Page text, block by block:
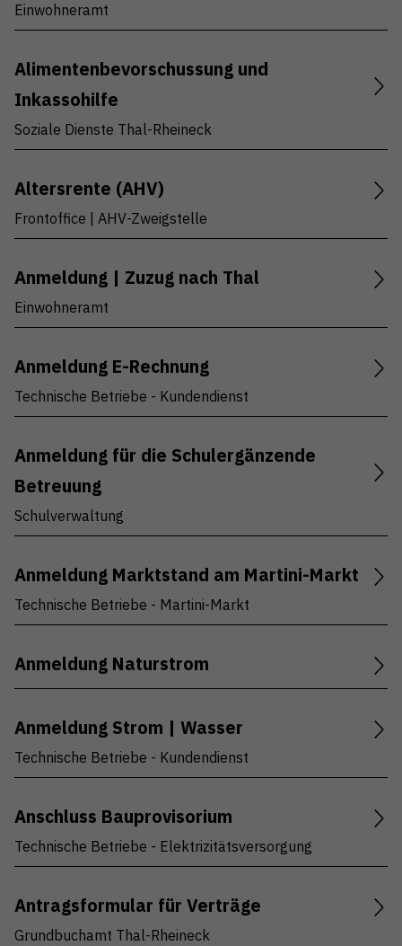
Steueramt (4)
Einwohneramt
Alimentenbevorschussung und
Inkassohilfe
Soziale Dienste Thal-Rheineck
Altersrente (AHV)
Frontoffice | AHV-Zweigstelle
Anmeldung | Zuzug nach Thal
Einwohneramt
Anmeldung E-Rechnung
Technische Betriebe - Kundendienst
Anmeldung für die Schulergänzende
Betreuung
Schulverwaltung
Anmeldung Marktstand am Martini-Markt
Technische Betriebe - Martini-Markt
Anmeldung Naturstrom
Anmeldung Strom | Wasser
Technische Betriebe - Kundendienst
Anschluss Bauprovisorium
Technische Betriebe - Elektrizitätsversorgung
Antragsformular für Verträge
Grundbuchamt Thal-Rheineck